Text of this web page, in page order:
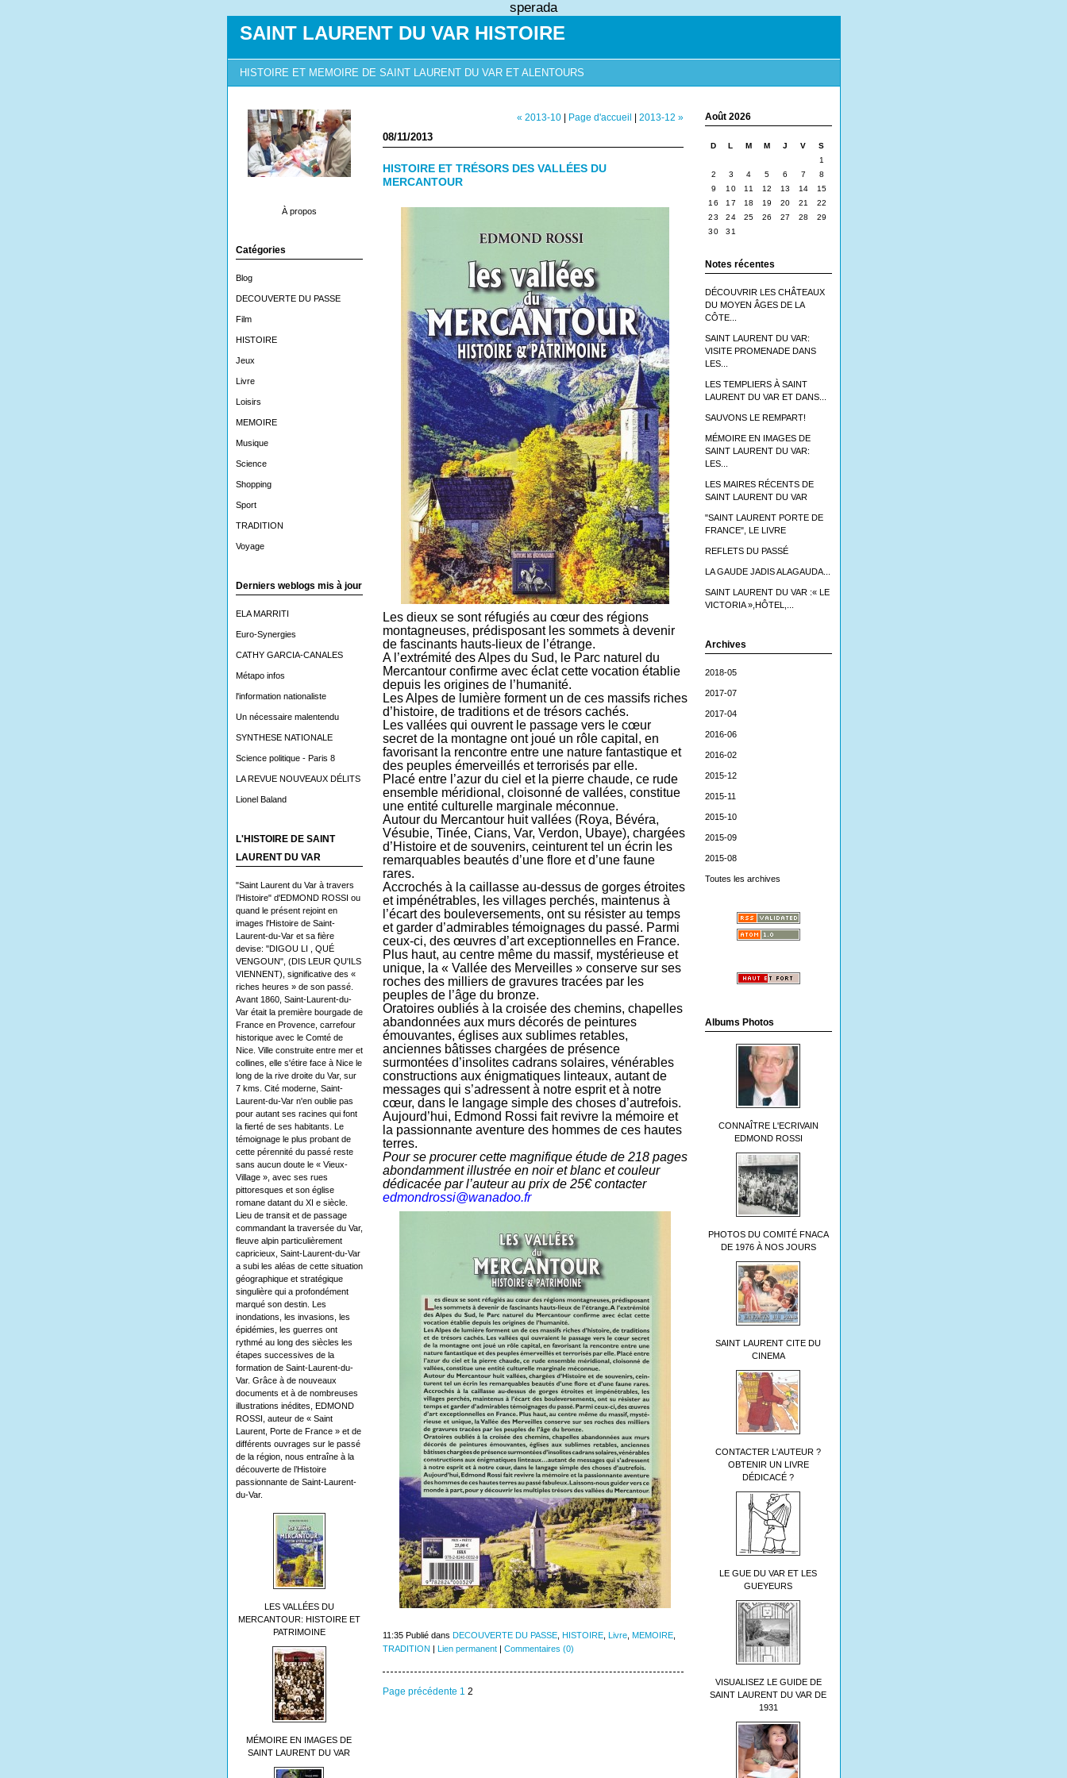
sperada
SAINT LAURENT DU VAR HISTOIRE
HISTOIRE ET MEMOIRE DE SAINT LAURENT DU VAR ET ALENTOURS
À propos
Catégories
Blog
DECOUVERTE DU PASSE
Film
HISTOIRE
Jeux
Livre
Loisirs
MEMOIRE
Musique
Science
Shopping
Sport
TRADITION
Voyage
Derniers weblogs mis à jour
ELA MARRITI
Euro-Synergies
CATHY GARCIA-CANALES
Métapo infos
l'information nationaliste
Un nécessaire malentendu
SYNTHESE NATIONALE
Science politique - Paris 8
LA REVUE NOUVEAUX DÉLITS
Lionel Baland
L'HISTOIRE DE SAINT
LAURENT DU VAR
"Saint Laurent du Var à travers
l’Histoire" d'EDMOND ROSSI ou
quand le présent rejoint en
images l'Histoire de Saint-
Laurent-du-Var et sa fière
devise: "DIGOU LI , QUÉ
VENGOUN", (DIS LEUR QU'ILS
VIENNENT), significative des «
riches heures » de son passé.
Avant 1860, Saint-Laurent-du-
Var était la première bourgade de
France en Provence, carrefour
historique avec le Comté de
Nice. Ville construite entre mer et
collines, elle s'étire face à Nice le
long de la rive droite du Var, sur
7 kms. Cité moderne, Saint-
Laurent-du-Var n'en oublie pas
pour autant ses racines qui font
la fierté de ses habitants. Le
témoignage le plus probant de
cette pérennité du passé reste
sans aucun doute le « Vieux-
Village », avec ses rues
pittoresques et son église
romane datant du XI e siècle.
Lieu de transit et de passage
commandant la traversée du Var,
fleuve alpin particulièrement
capricieux, Saint-Laurent-du-Var
a subi les aléas de cette situation
géographique et stratégique
singulière qui a profondément
marqué son destin. Les
inondations, les invasions, les
épidémies, les guerres ont
rythmé au long des siècles les
étapes successives de la
formation de Saint-Laurent-du-
Var. Grâce à de nouveaux
documents et à de nombreuses
illustrations inédites, EDMOND
ROSSI, auteur de « Saint
Laurent, Porte de France » et de
différents ouvrages sur le passé
de la région, nous entraîne à la
découverte de l’Histoire
passionnante de Saint-Laurent-
du-Var.
LES VALLÉES DU
MERCANTOUR: HISTOIRE ET
PATRIMOINE
MÉMOIRE EN IMAGES DE
SAINT LAURENT DU VAR
Août 2026
D L M M J V
S
1
2
3 4 5 6 7
8
9
10 11 12 13 14
15
16
17 18 19 20 21
22
23
24 25 26 27 28
29
30
31
Notes récentes
DÉCOUVRIR LES CHÂTEAUX
DU MOYEN ÂGES DE LA
CÔTE...
SAINT LAURENT DU VAR:
VISITE PROMENADE DANS
LES...
LES TEMPLIERS À SAINT
LAURENT DU VAR ET DANS...
SAUVONS LE REMPART!
MÉMOIRE EN IMAGES DE
SAINT LAURENT DU VAR:
LES...
LES MAIRES RÉCENTS DE
SAINT LAURENT DU VAR
"SAINT LAURENT PORTE DE
FRANCE", LE LIVRE
REFLETS DU PASSÉ
LA GAUDE JADIS ALAGAUDA...
SAINT LAURENT DU VAR :« LE
VICTORIA »,HÔTEL,...
Archives
2018-05
2017-07
2017-04
2016-06
2016-02
2015-12
2015-11
2015-10
2015-09
2015-08
Toutes les archives
Albums Photos
CONNAÎTRE L'ECRIVAIN
EDMOND ROSSI
PHOTOS DU COMITÉ FNACA
DE 1976 À NOS JOURS
SAINT LAURENT CITE DU
CINEMA
CONTACTER L'AUTEUR ?
OBTENIR UN LIVRE
DÉDICACÉ ?
LE GUE DU VAR ET LES
GUEYEURS
VISUALISEZ LE GUIDE DE
SAINT LAURENT DU VAR DE
1931
« 2013-10| Page d'accueil | 2013-12 »
08/11/2013
HISTOIRE ET TRÉSORS DES VALLÉES DU
MERCANTOUR
Les dieux se sont réfugiés au cœur des régions
montagneuses, prédisposant les sommets à devenir
de fascinants hauts-lieux de l’étrange.
A l’extrémité des Alpes du Sud, le Parc naturel du
Mercantour confirme avec éclat cette vocation établie
depuis les origines de l’humanité.
Les Alpes de lumière forment un de ces massifs riches
d’histoire, de traditions et de trésors cachés.
Les vallées qui ouvrent le passage vers le cœur
secret de la montagne ont joué un rôle capital, en
favorisant la rencontre entre une nature fantastique et
des peuples émerveillés et terrorisés par elle.
Placé entre l’azur du ciel et la pierre chaude, ce rude
ensemble méridional, cloisonné de vallées, constitue
une entité culturelle marginale méconnue.
Autour du Mercantour huit vallées (Roya, Bévéra,
Vésubie, Tinée, Cians, Var, Verdon, Ubaye), chargées
d’Histoire et de souvenirs, ceinturent tel un écrin les
remarquables beautés d’une flore et d’une faune
rares.
Accrochés à la caillasse au-dessus de gorges étroites
et impénétrables, les villages perchés, maintenus à
l’écart des bouleversements, ont su résister au temps
et garder d’admirables témoignages du passé. Parmi
ceux-ci, des œuvres d’art exceptionnelles en France.
Plus haut, au centre même du massif, mystérieuse et
unique, la « Vallée des Merveilles » conserve sur ses
roches des milliers de gravures tracées par les
peuples de l’âge du bronze.
Oratoires oubliés à la croisée des chemins, chapelles
abandonnées aux murs décorés de peintures
émouvantes, églises aux sublimes retables,
anciennes bâtisses chargées de présence
surmontées d’insolites cadrans solaires, vénérables
constructions aux énigmatiques linteaux, autant de
messages qui s’adressent à notre esprit et à notre
cœur, dans le langage simple des choses d’autrefois.
Aujourd’hui, Edmond Rossi fait revivre la mémoire et
la passionnante aventure des hommes de ces hautes
terres.
Pour se procurer cette magnifique étude de 218 pages
abondamment illustrée en noir et blanc et couleur
dédicacée par l’auteur au prix de 25€ contacter
edmondrossi@wanadoo.fr
11:35 Publié dans DECOUVERTE DU PASSE, HISTOIRE, Livre, MEMOIRE,
TRADITION | Lien permanent| Commentaires (0)
Page précédente 1 2